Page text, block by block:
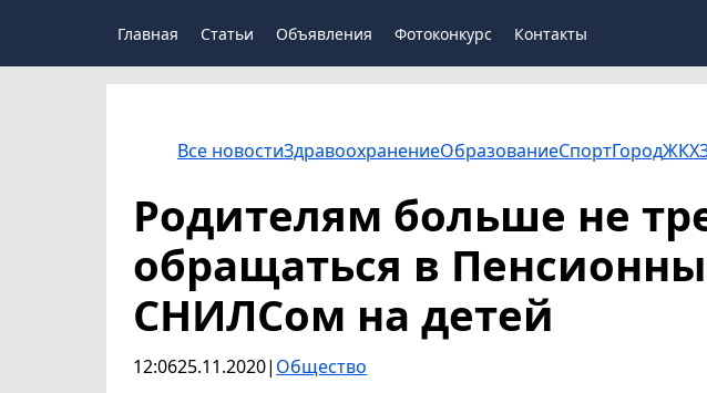
Главная Статьи Объявления Фотоконкурс Контакты
Все новостиЗдравоохранениеОбразованиеСпортГородЖКХ
Родителям больше не
обращаться в
СНИЛСом на детей
12:0625.11.2020| Общество